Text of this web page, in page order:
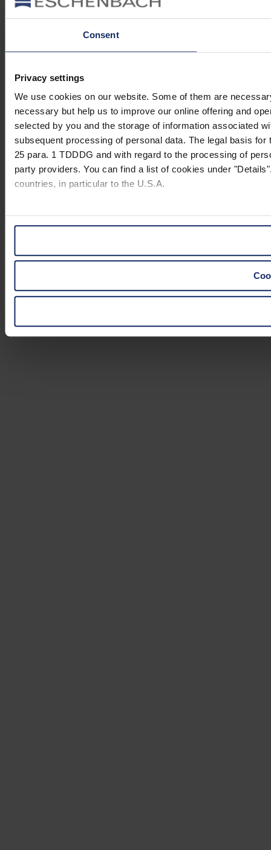
Consent
Privacy settings
We use cookies on our website. Some of them are
necessary but help us to improve our online offering and
selected by you and the storage of information associated
subsequent processing of personal data. The legal basis
25 para. 1 TDDDG and with regard to the processing of
party providers. You can find a list of cookies under
countries, in particular to the U.S.A.
You can consent to the use of non-essential cookies by
website).